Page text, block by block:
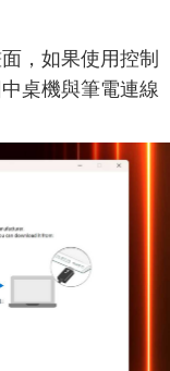
，如果使用控制
桌機與筆電連線